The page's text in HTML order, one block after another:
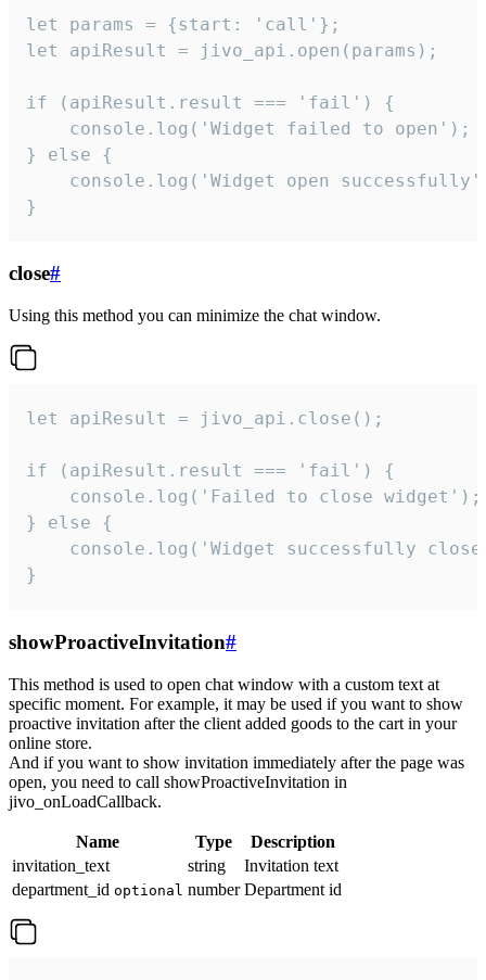
let params = {start: 'call'};
let apiResult = jivo_api.open(params);
if (apiResult.result === 'fail') {
    console.log('Widget failed to open');
} else {
console.log('Widget open
}
close#
Using this method you can minimize the chat window.
let apiResult = jivo_api.close();
if (apiResult.result === 'fail') {
    console.log('Failed to close widget');
} else {
console.log('Widget successfully
}
showProactiveInvitation#
This method is used to open chat window with a custom text at
specific moment. For example, it may be used if you want to show
proactive invitation after the client added goods to the cart in your
online store.
And if you want to show invitation immediately after the page was
open, you need to call showProactiveInvitation in
jivo_onLoadCallback.
Name Type
Description
invitation_text
string
Invitation text
department_id optional number Department id